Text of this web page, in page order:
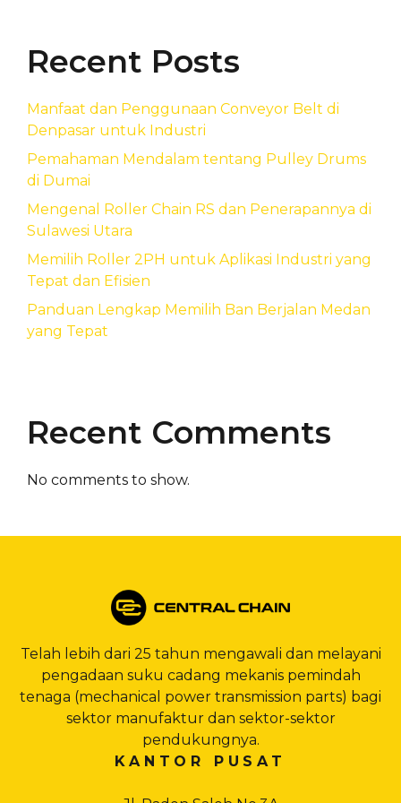
Recent Posts
Manfaat dan Penggunaan Conveyor Belt di
Denpasar untuk Industri
Pemahaman Mendalam tentang Pulley Drums
di Dumai
Mengenal Roller Chain RS dan Penerapannya di
Sulawesi Utara
Memilih Roller 2PH untuk Aplikasi Industri yang
Tepat dan Efisien
Panduan Lengkap Memilih Ban Berjalan Medan
yang Tepat
Recent Comments
No comments to show.
Telah lebih dari 25 tahun mengawali dan melayani
pengadaan suku cadang mekanis pemindah
tenaga (mechanical power transmission parts) bagi
sektor manufaktur dan sektor-sektor
pendukungnya.
KANTOR PUSAT